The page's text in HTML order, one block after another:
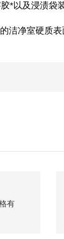
*以及浸渍袋
洁净室硬质
有